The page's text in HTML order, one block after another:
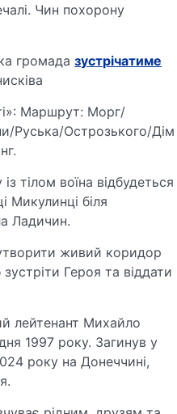
Чин похорону
громадазустрічатиме
Маршрут: Морг/
Руська/Острозького/Дім
тілом воїна відбудеться
Микулинці біля
Ладичин.
живий коридор
Героя та віддати
лейтенант Михайло
1997 року. Загинув у
року на Донеччині,